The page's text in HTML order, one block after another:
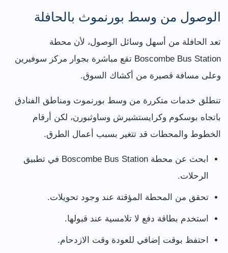
الوصول من وسط بورنموث بالحافلة
تعد الحافلة من أسهل وسائل الوصول، لأن محطة
Boscombe Bus Station تقع مباشرة بجوار مركز سوفيرين
وعلى مسافة قصيرة من أكشاك السوق.
تنطلق خدمات متكررة من وسط بورنموث ومناطق الفنادق
باتجاه بوسكوم وكرايستشيرش وساوثبورن، لكن أرقام
الخطوط والمحطات قد تتغير بسبب أعمال الطرق.
ابحث عن محطة Boscombe Bus Station في تطبيق
الرحلات.
تحقق من المحطة المؤقتة عند وجود تحويلات.
استخدم بطاقة دفع لا تلامسية عند قبولها.
احتفظ بوقت إضافي للعودة وقت الازدحام.